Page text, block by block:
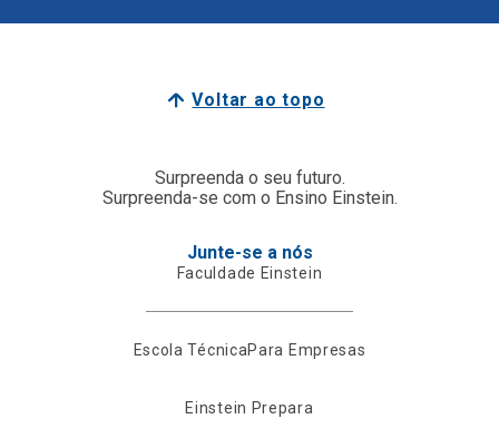
Voltar ao topo
Surpreenda o seu futuro.
Surpreenda-se com o Ensino Einstein.
Junte-se a nós
Faculdade Einstein
Escola TécnicaPara Empresas
Einstein Prepara